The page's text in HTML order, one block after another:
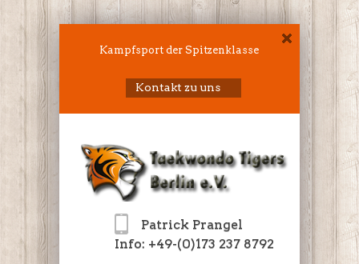
Kampfsport der Spitzenklasse
Kontakt zu uns
Patrick Prangel
Info: +49-(0)173 237 8792